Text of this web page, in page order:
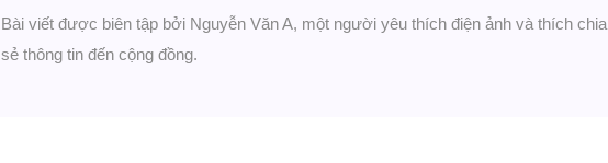
Bài viết được biên tập bởi Nguyễn Văn A, một người yêu thích điện ảnh và thích chia
sẻ thông tin đến cộng đồng.